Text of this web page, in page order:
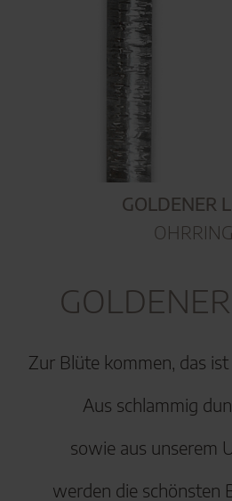
GOLDENER
Zur Blüte kommen, das
Aus schlammig
sowie aus unserem
werden die schönsten